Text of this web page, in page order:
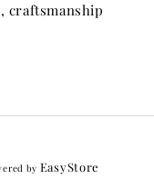
craftsmanship
by EasyStore